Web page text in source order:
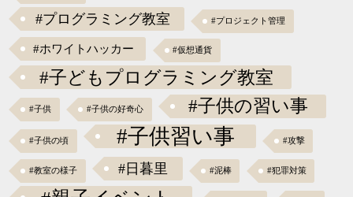
#プログラミング教室 #プロジェクト管理
#ホワイトハッカー #仮想通貨
#子どもプログラミング教室
#子供 #子供の好奇心 #子供の習い事
#子供の頃 #子供習い事 #攻撃
#教室の様子 #日暮里 #泥棒 #犯罪対策